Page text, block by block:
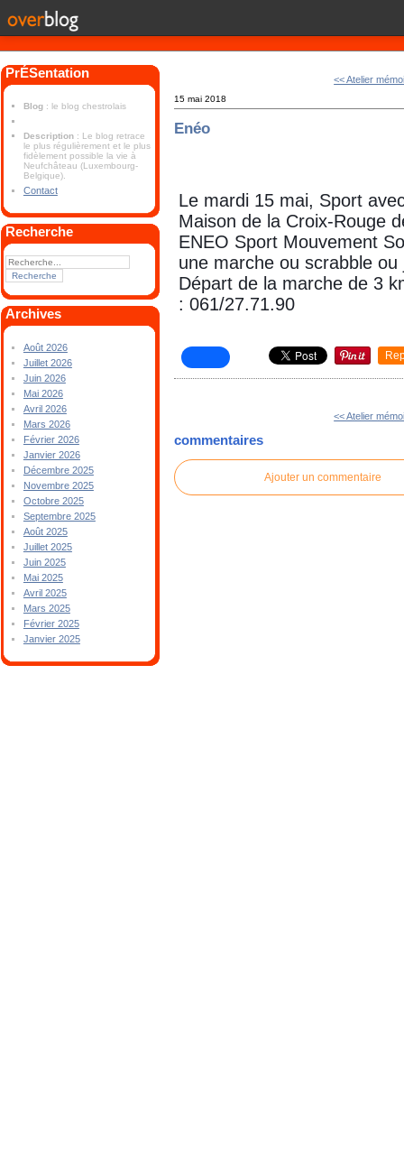
PrÉSentation
Blog : le blog chestrolais
Description : Le blog retrace
le plus régulièrement et le plus
fidèlement possible la vie à
Neufchâteau (Luxembourg-
Belgique).
Contact
Recherche
Archives
Août 2026
Juillet 2026
Juin 2026
Mai 2026
Avril 2026
Mars 2026
Février 2026
Janvier 2026
Décembre 2025
Novembre 2025
Octobre 2025
Septembre 2025
Août 2025
Juillet 2025
Juin 2025
Mai 2025
Avril 2025
Mars 2025
Février 2025
Janvier 2025
<< Atelier
15 mai 2018
Enéo
Le mardi 15 mai, Sport
Maison de la Croix-Rouge
ENEO Sport Mouvement
une marche ou scrabble
Départ de la marche de 3
: 061/27.71.90
<< Atelier
commentaires
Ajouter un commentaire